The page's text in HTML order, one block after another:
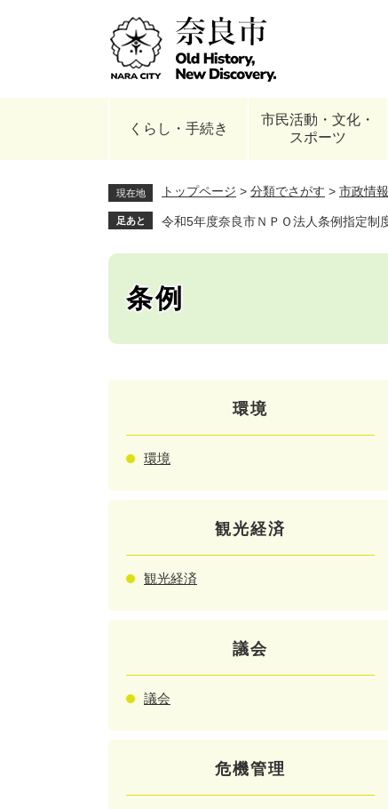
くらし・手続き
市民活動・文化・
スポーツ
現在地 トップページ > 分類でさがす > 市政情報
足あと 令和5年度奈良市ＮＰＯ法人条例指定制
条例
環境
環境
観光経済
観光経済
議会
議会
危機管理